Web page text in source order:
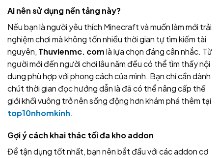
Ai nên sử dụng nền tảng này?
Nếu bạn là người yêu thích Minecraft và muốn làm mới trải
nghiệm chơi mà không tốn nhiều thời gian tự tìm kiếm tài
nguyên, Thuvienmc. comlà lựa chọn đáng cân nhắc. Từ
người mới đến người chơi lâu năm đều có thể tìm thấy nội
dung phù hợp với phong cách của mình. Bạn chỉ cần dành
chút thời gian đọc hướng dẫn là đã có thể nâng cấp thế
giới khối vuông trở nên sống động hơn khám phá thêm tại
top10nhomkinh.
Gợi ý cách khai thác tối đa kho addon
Để tận dụng tốt nhất, bạn nên bắt đầu với các addon cơ